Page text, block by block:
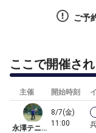
ご予
ここで開催さ
主催 開始時刻
永澤テニス教室
8/7(金)
11:00